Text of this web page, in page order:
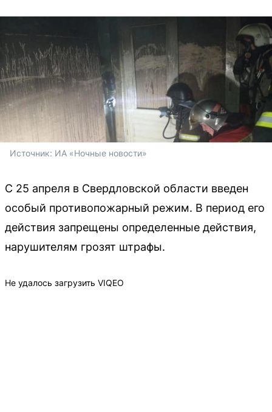
Источник: ИА «Ночные новости»
С 25 апреля в Свердловской области введен
особый противопожарный режим. В период его
действия запрещены определенные действия,
нарушителям грозят штрафы.
Не удалось загрузить VIQEO